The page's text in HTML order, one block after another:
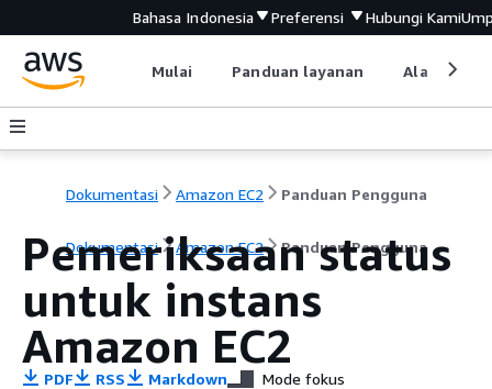
Bahasa Indonesia Preferensi Hubungi Kami
Mulai Panduan layanan Alat
Dokumentasi Amazon EC2 Panduan Pengguna
Dokumentasi Amazon EC2 Panduan Pengguna
Pemeriksaan status
untuk instans
Amazon EC2
PDF RSS Markdown Mode fokus